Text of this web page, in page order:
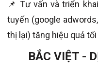
📌 Tư vấn và triển
tuyến (google
thị lại) tăng hiệu quả
BẮC VIỆT -